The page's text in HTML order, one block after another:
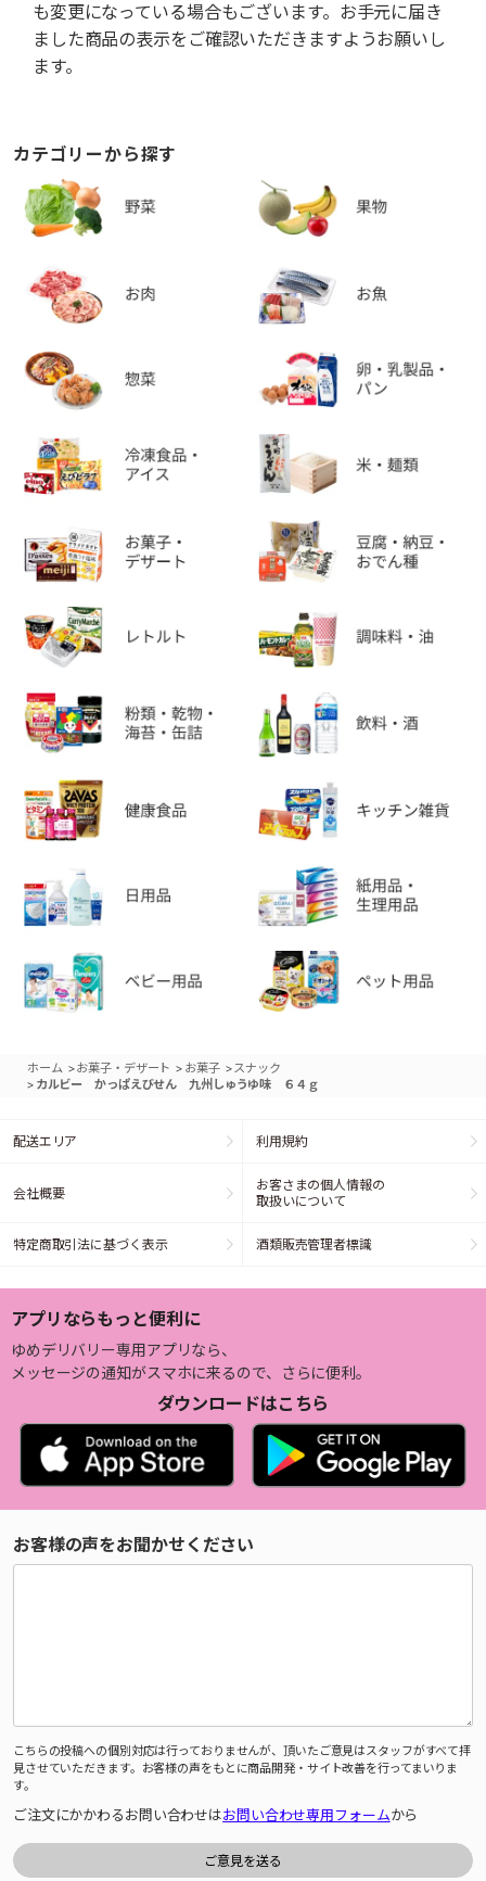
も変更になっている場合もございます。お手元に届き
ました商品の表示をご確認いただきますようお願いし
ます。
カテゴリーから探す
ホーム >お菓子・デザート > お菓子 > スナック
> カルビー かっぱえびせん 九州しゅうゆ味 ６４ｇ
配送エリア 利用規約
会社概要
お客さまの個人情報の
取扱いについて
特定商取引法に基づく表示 酒類販売管理者標識
アプリならもっと便利に
ゆめデリバリー専用アプリなら、
メッセージの通知がスマホに来るので、さらに便利。
ダウンロードはこちら
お客様の声をお聞かせください
こちらの投稿への個別対応は行っておりませんが、頂いたご意見はスタッフがすべて拝
見させていただきます。お客様の声をもとに商品開発・サイト改善を行ってまいりま
す。
ご注文にかかわるお問い合わせはお問い合わせ専用フォームから